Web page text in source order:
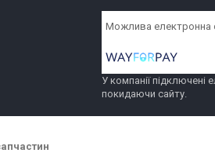
У компанії підключені
покидаючи сайту.